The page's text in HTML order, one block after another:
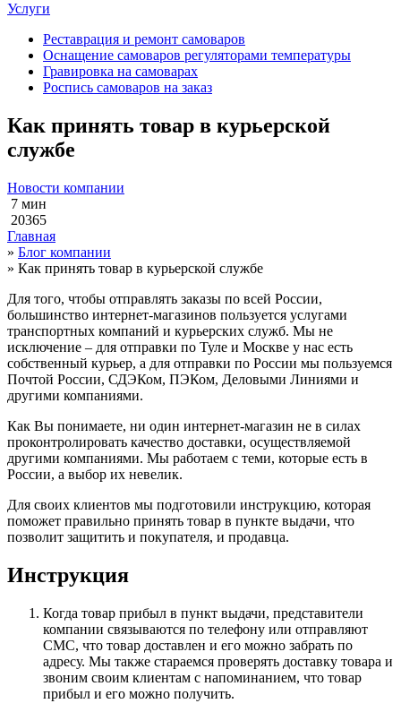
Услуги
Реставрация и ремонт самоваров
Оснащение самоваров регуляторами температуры
Гравировка на самоварах
Роспись самоваров на заказ
Как принять товар в курьерской
службе
Новости компании
7 мин
20365
Главная
» Блог компании
» Как принять товар в курьерской службе
Для того, чтобы отправлять заказы по всей России,
большинство интернет-магазинов пользуется услугами
транспортных компаний и курьерских служб. Мы не
исключение – для отправки по Туле и Москве у нас есть
собственный курьер, а для отправки по России мы пользуемся
Почтой России, СДЭКом, ПЭКом, Деловыми Линиями и
другими компаниями.
Как Вы понимаете, ни один интернет-магазин не в силах
проконтролировать качество доставки, осуществляемой
другими компаниями. Мы работаем с теми, которые есть в
России, а выбор их невелик.
Для своих клиентов мы подготовили инструкцию, которая
поможет правильно принять товар в пункте выдачи, что
позволит защитить и покупателя, и продавца.
Инструкция
Когда товар прибыл в пункт выдачи, представители
компании связываются по телефону или отправляют
СМС, что товар доставлен и его можно забрать по
адресу. Мы также стараемся проверять доставку товара и
звоним своим клиентам с напоминанием, что товар
прибыл и его можно получить.